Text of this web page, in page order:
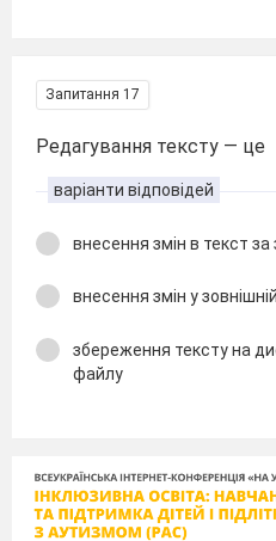
Запитання 17
Редагування тексту — це
варіанти відповідей
внесення змін в текст за
внесення змін у
збереження тексту на
файлу